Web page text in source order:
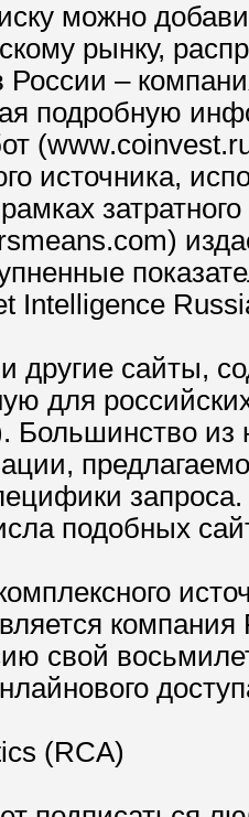
можно
рынку,
России –
подробную
источника,
Intelligence
другие сайты,
для
Большинство
подобных
свой
(RCA)